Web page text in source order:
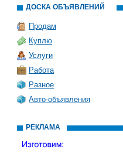
ДОСКА ОБЪЯВЛЕНИЙ
Продам
Куплю
Услуги
Работа
Разное
Авто-объявления
РЕКЛАМА